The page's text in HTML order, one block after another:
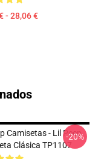
- 28,06 €
Camisetas - Lil Peep
Clásica TP1107
-20%